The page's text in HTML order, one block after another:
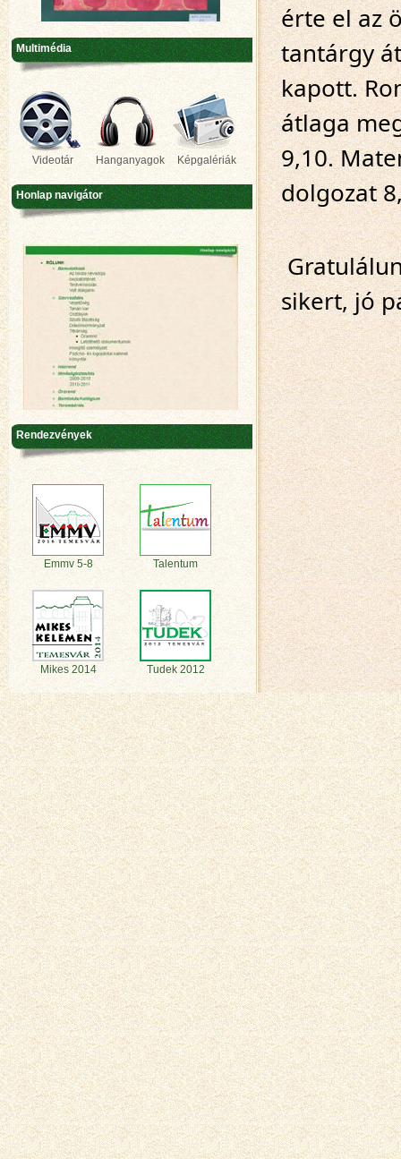
érte el az
tantárgy
kapott.
átlaga
9,10.
dolgozat
Gratulálunk minden szép eredményhez! További sok
sikert, jó
Multimédia
Videotár Hanganyagok Képgalériák
Honlap navigátor
Rendezvények
Emmv 5-8 Talentum
Mikes 2014 Tudek 2012